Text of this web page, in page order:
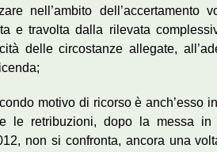
nell’ambito
e travolta dalla rilevata
delle circostanze allegate,
motivo di ricorso è anch’esso
le retribuzioni, dopo la messa
non si confronta, ancora una